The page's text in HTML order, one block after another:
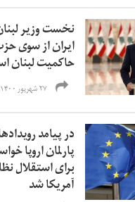
نخست وزیر
ایران از سوی
حاکمیت لبنان
۲۷ شهریور ۱۴۰۰
در پیامد
پارلمان اروپا
برای استقلال
آمریکا شد